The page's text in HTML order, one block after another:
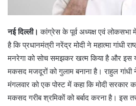
नई दिल्ली। कांग्रेस के पूर्व अध्यक्ष एवं लोकसभा
है कि प्रधानमंत्री नरेंद्र मोदी ने महात्मा गांधी
मनरेगा को सोच समझकर खत्म किया है और इस
मकसद मजदूरों को गुलाम बनाना है। राहुल गांधी
मंगलवार को एक पोस्ट में कहा कि मोदी सरकार
मकसद गरीब श्रमिकों को बर्बाद करना है। इस